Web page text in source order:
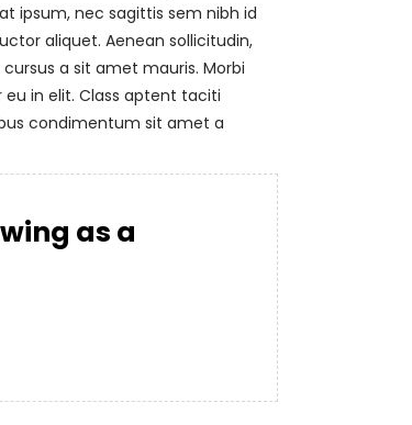
ipsum, nec sagittis sem nibh id
aliquet. Aenean sollicitudin,
a sit amet mauris. Morbi
in elit. Class aptent taciti
condimentum sit amet a
as a